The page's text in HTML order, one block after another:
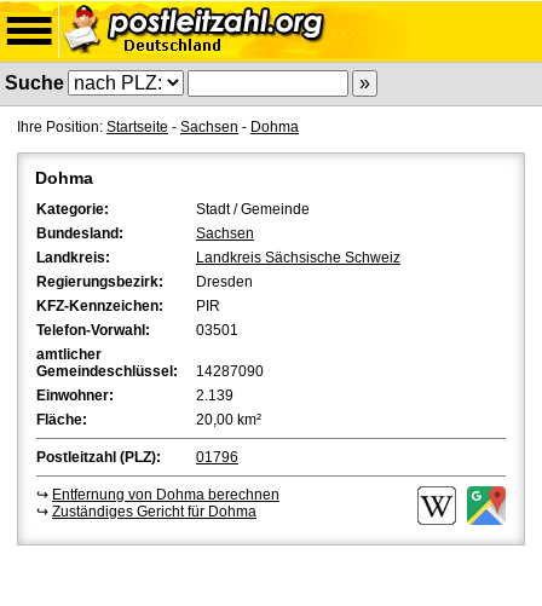
Suche
Ihre Position: Startseite - Sachsen - Dohma
Dohma
Kategorie:
Stadt / Gemeinde
Bundesland:
Sachsen
Landkreis:
Landkreis Sächsische Schweiz
Regierungsbezirk:
Dresden
KFZ-Kennzeichen:
PIR
Telefon-Vorwahl:
03501
amtlicher
Gemeindeschlüssel:
14287090
Einwohner:
2.139
Fläche:
20,00 km²
Postleitzahl (PLZ): 01796
↪ Entfernung von Dohma berechnen
↪ Zuständiges Gericht für Dohma